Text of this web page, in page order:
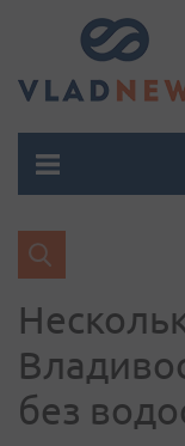
без